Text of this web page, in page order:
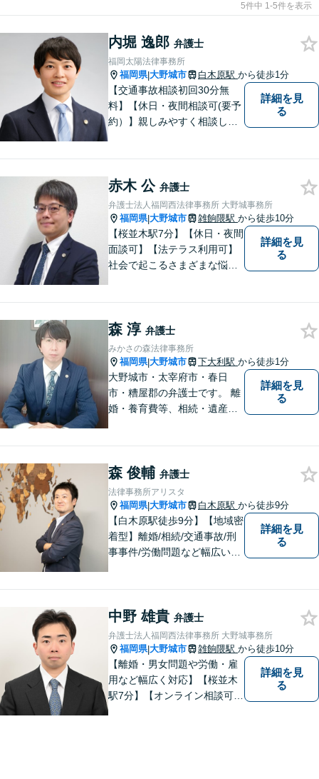
5件中 1-5件を表示
内堀 逸郎 弁護士
福岡太陽法律事務所
福岡県|大野城市 白木原駅 から徒歩1分
【交通事故相談初回30分無
料】【休日・夜間相談可(要予
約）】親しみやすく相談しや
詳細を見
る
赤木 公 弁護士
弁護士法人福岡西法律事務所 大野城事務所
福岡県|大野城市 雑餉隈駅 から徒歩10分
【桜並木駅7分】【休日・夜間
面談可】【法テラス利用可】
社会で起こるさまざまな悩み
す。 困りごとやご相談があり
ましたら、どうぞお気軽にお
声がけください。
詳細を見
る
森 淳 弁護士
みかさの森法律事務所
福岡県|大野城市 下大利駅 から徒歩1分
大野城市・太宰府市・春日
市・糟屋郡の弁護士です。 離
婚・養育費等、相続・遺産分
料相談あり。出張相談あり。
２０時まで営業。福岡県全域
と周辺対応。
詳細を見
る
森 俊輔 弁護士
法律事務所アリスタ
福岡県|大野城市 白木原駅 から徒歩9分
【白木原駅徒歩9分】【地域密
着型】離婚/相続/交通事故/刑
事事件/労働問題など幅広い事
せたオーダーメイド対応を心
がけています。
詳細を見
る
中野 雄貴 弁護士
弁護士法人福岡西法律事務所 大野城事務所
福岡県|大野城市 雑餉隈駅 から徒歩10分
【離婚・男女問題や労働・雇
用など幅広く対応】【桜並木
駅7分】【オンライン相談可
詳細を見
る